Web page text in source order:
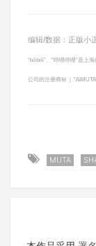
编辑/数据：正版小
“bilibili”、“哔哩哔哩”是上
公司的注册商标 |
MUTA